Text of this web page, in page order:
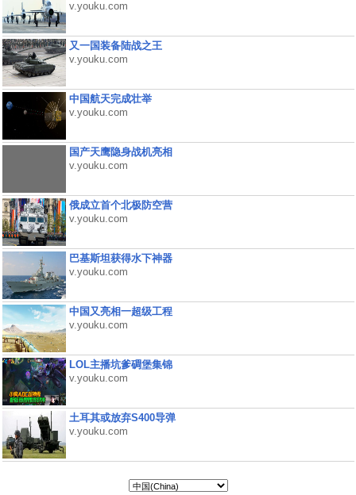
v.youku.com
又一国装备陆战之王
v.youku.com
中国航天完成壮举
v.youku.com
国产天鹰隐身战机亮相
v.youku.com
俄成立首个北极防空营
v.youku.com
巴基斯坦获得水下神器
v.youku.com
中国又亮相一超级工程
v.youku.com
LOL主播坑爹碉堡集锦
v.youku.com
土耳其或放弃S400导弹
v.youku.com